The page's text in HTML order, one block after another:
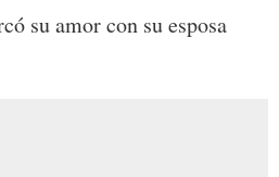
su amor con su esposa